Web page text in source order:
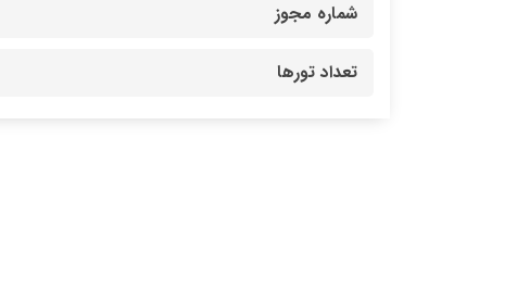
شماره مجوز
تعداد تورها